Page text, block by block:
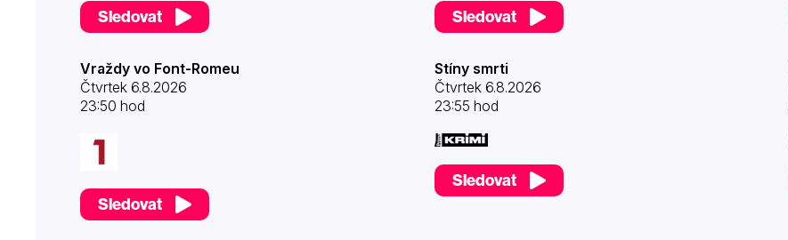
Sledovat Sledovat
Vraždy vo Font-Romeu
Čtvrtek 6.8.2026
23:50 hod
Sledovat
Stíny smrti
Čtvrtek 6.8.2026
23:55 hod
Sledovat